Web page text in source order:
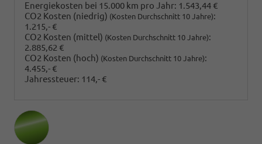
Energiekosten bei 15.000 km pro Jahr: 1.543,44 €
CO2 Kosten (niedrig) (Kosten Durchschnitt 10 Jahre):
1.215,- €
CO2 Kosten (mittel) (Kosten Durchschnitt 10 Jahre):
2.885,62 €
CO2 Kosten (hoch) (Kosten Durchschnitt 10 Jahre):
4.455,- €
Jahressteuer: 114,- €